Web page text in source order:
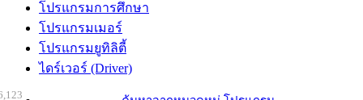
โปรแกรมการศึกษา
โปรแกรมเมอร์
โปรแกรมยูทิลิตี้
ไดร์เวอร์ (Driver)